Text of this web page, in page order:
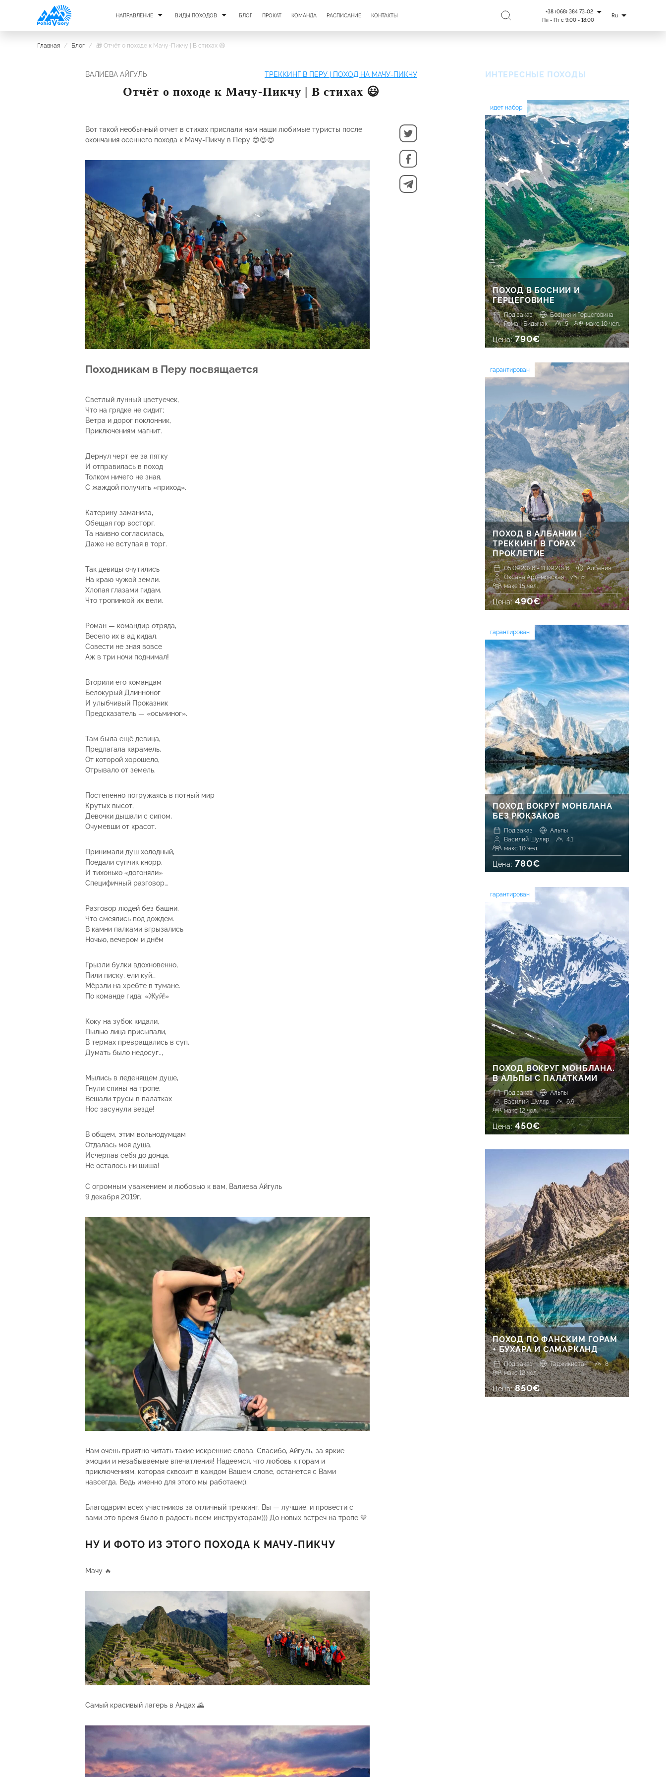
НАПРАВЛЕНИЕ ВИДЫ ПОХОДОВ БЛОГ ПРОКАТ КОМАНДА РАСПИСАНИЕ КОНТАКТЫ
+38 (068) 384 73-02
Пн - Пт с 9:00 - 18:00
Ru
Главная / Блог / 🎁 Отчёт о походе к Мачу-Пикчу | В стихах 😃
ВАЛИЕВА АЙГУЛЬ ТРЕККИНГ В ПЕРУ | ПОХОД НА МАЧУ-ПИКЧУ
Отчёт о походе к Мачу-Пикчу | В стихах 😃
Вот такой необычный отчет в стихах прислали нам наши любимые туристы после
окончания осеннего похода к Мачу-Пикчу в Перу 😍😍😍
Походникам в Перу посвящается
Светлый лунный цветуечек,
Что на грядке не сидит;
Ветра и дорог поклонник,
Приключениям магнит.
Дернул черт ее за пятку
И отправилась в поход
Толком ничего не зная,
С жаждой получить «приход».
Катерину заманила,
Обещая гор восторг.
Та наивно согласилась,
Даже не вступая в торг.
Так девицы очутились
На краю чужой земли.
Хлопая глазами гидам,
Что тропинкой их вели.
Роман — командир отряда,
Весело их в ад кидал.
Совести не зная вовсе
Аж в три ночи поднимал!
Вторили его командам
Белокурый Длинноног
И улыбчивый Проказник
Предсказатель — «осьминог».
Там была ещё девица,
Предлагала карамель,
От которой хорошело,
Отрывало от земель.
Постепенно погружаясь в потный мир
Крутых высот,
Девочки дышали с сипом,
Очумевши от красот.
Принимали душ холодный,
Поедали супчик кнорр,
И тихонько «догоняли»
Специфичный разговор…
Разговор людей без башни,
Что смеялись под дождем.
В камни палками вгрызались
Ночью, вечером и днём
Грызли булки вдохновенно,
Пили писку, ели куй…
Мёрзли на хребте в тумане.
По команде гида: «Жуй!»
Коку на зубок кидали,
Пылью лица присыпали,
В термах превращались в суп,
Думать было недосуг..,
Мылись в леденящем душе,
Гнули спины на тропе,
Вешали трусы в палатках
Нос засунули везде!
В общем, этим вольнодумцам
Отдалась моя душа,
Исчерпав себя до донца.
Не осталось ни шиша!
С огромным уважением и любовью к вам, Валиева Айгуль
9 декабря 2019г.
Нам очень приятно читать такие искренние слова. Спасибо, Айгуль, за яркие
эмоции и незабываемые впечатления! Надеемся, что любовь к горам и
приключениям, которая сквозит в каждом Вашем слове, останется с Вами
навсегда. Ведь именно для этого мы работаем;).
Благодарим всех участников за отличный треккинг. Вы — лучшие, и провести с
вами это время было в радость всем инструкторам))) До новых встреч на тропе 💙
НУ И ФОТО ИЗ ЭТОГО ПОХОДА К МАЧУ-ПИКЧУ
Мачу 🔥
Самый красивый лагерь в Андах 🌄
ИНТЕРЕСНЫЕ ПОХОДЫ
идет набор
ПОХОД В БОСНИИ И
ГЕРЦЕГОВИНЕ
Под заказ
Босния и Герцеговина
Роман Бидычак
5 макс 10 чел.
Цена:790€
гарантирован
ПОХОД В АЛБАНИИ |
ТРЕККИНГ В ГОРАХ
ПРОКЛЕТИЕ
05.09.2026 - 11.09.2026
Албания
Оксана Артемовская
5
макс 15 чел.
Цена:490€
гарантирован
ПОХОД ВОКРУГ МОНБЛАНА
БЕЗ РЮКЗАКОВ
Под заказ
Альпы
Василий Шуляр
4.1
макс 10 чел.
Цена: 780€
гарантирован
ПОХОД ВОКРУГ МОНБЛАНА.
В АЛЬПЫ С ПАЛАТКАМИ
Под заказ
Альпы
Василий Шуляр
6.9
макс 12 чел.
Цена:450€
ПОХОД ПО ФАНСКИМ ГОРАМ
+ БУХАРА И САМАРКАНД
Под заказ Таджикистан
8
макс 12 чел.
Цена:850€